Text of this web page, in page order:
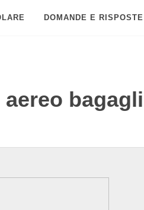
DOMANDE E RISPOSTE